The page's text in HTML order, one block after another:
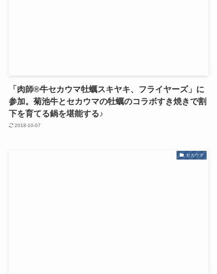
「肉師®牛セカウマ牡蠣スキヤキ、フライヤーズ」に
参加。菊池牛とセカウマの牡蠣のコラボすき焼きで割
下を育てる鍋を堪能する♪
2018-10-07
セカウマ